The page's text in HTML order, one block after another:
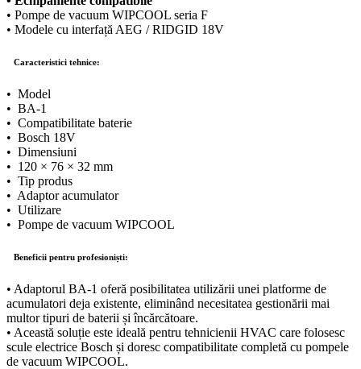
• Pompe de vacuum WIPCOOL seria F
• Modele cu interfață AEG / RIDGID 18V
Caracteristici tehnice:
• Model
• BA-1
• Compatibilitate baterie
• Bosch 18V
• Dimensiuni
• 120 × 76 × 32 mm
• Tip produs
• Adaptor acumulator
• Utilizare
• Pompe de vacuum WIPCOOL
Beneficii pentru profesioniști:
• Adaptorul BA-1 oferă posibilitatea utilizării unei platforme de
acumulatori deja existente, eliminând necesitatea gestionării mai
multor tipuri de baterii și încărcătoare.
• Această soluție este ideală pentru tehnicienii HVAC care folosesc
scule electrice Bosch și doresc compatibilitate completă cu pompele
de vacuum WIPCOOL.